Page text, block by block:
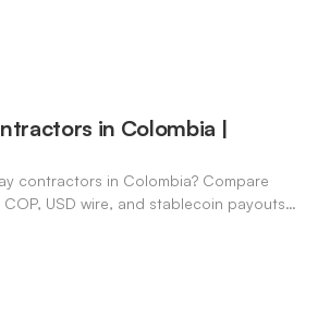
in Colombia |
contractors in Colombia? Compare
USD wire, and stablecoin payouts.